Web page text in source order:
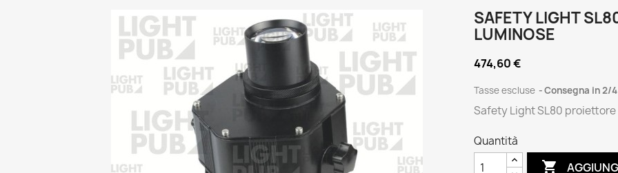
SAFETY LIGHT
LUMINOSE
474,60 €
Tasse escluse Consegna in 2/
Safety Light SL80
Quantità
